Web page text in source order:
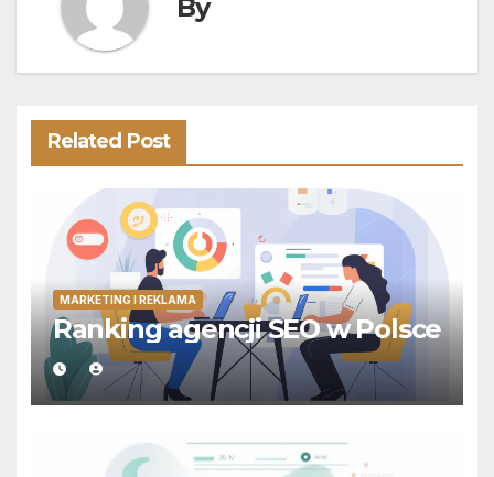
By
Related Post
MARKETING I REKLAMA
Ranking agencji SEO w Polsce